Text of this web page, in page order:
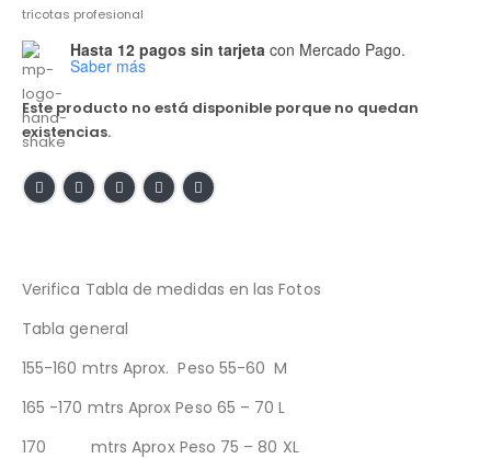
tricotas profesional
Hasta 12 pagos sin tarjeta con Mercado Pago.
Saber más
Este producto no está disponible porque no quedan
existencias.
Verifica Tabla de medidas en las Fotos
Tabla general
155-160 mtrs Aprox. Peso 55-60 M
165 -170 mtrs Aprox Peso 65 – 70 L
170 mtrs Aprox Peso 75 – 80 XL